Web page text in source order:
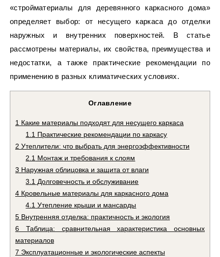
«стройматериалы для деревянного каркасного дома»
определяет выбор: от несущего каркаса до отделки
наружных и внутренних поверхностей. В статье
рассмотрены материалы, их свойства, преимущества и
недостатки, а также практические рекомендации по
применению в разных климатических условиях.
Оглавление
1 Какие материалы подходят для несущего каркаса
1.1 Практические рекомендации по каркасу
2 Утеплители: что выбрать для энергоэффективности
2.1 Монтаж и требования к слоям
3 Наружная облицовка и защита от влаги
3.1 Долговечность и обслуживание
4 Кровельные материалы для каркасного дома
4.1 Утепление крыши и мансарды
5 Внутренняя отделка: практичность и экология
6 Таблица: сравнительная характеристика основных
материалов
7 Эксплуатационные и экологические аспекты